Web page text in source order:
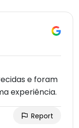
e foram
experiência.
Report